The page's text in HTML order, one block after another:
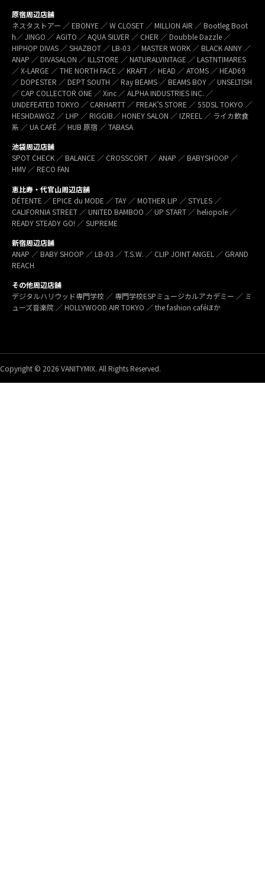
原宿周辺店舗
ネスタストアー ／ EBONYE ／ W CLOSET ／ MILLION AIR ／ Bootleg Boot
h／ JINGO ／ AGITO ／ AQUA SILVER ／ CHER ／ Doubble Dazzle ／
HIPHOP DIVAS ／ SHAZBOT ／ LB-03 ／ MASTER WORK ／ BLACK ANNY ／
ANAP ／ DIVASALON ／ ILLSTORE ／ NATURALVINTAGE ／ LASTNTIMARES
／ X-LARGE ／ THE NORTH FACE ／ KRAFT ／ HEAD ／ ATOMS ／ HEAD69
／ DOPESTER ／ DEPT SOUTH ／ Ray BEAMS ／ BEAMS BOY ／ UNSELTISH
／ CAP COLLECTOR ONE ／ Xinc ／ ALPHA INDUSTRIES INC. ／
UNDEFEATED TOKYO ／ CARHARTT ／ FREAK’S STORE ／ 55DSL TOKYO ／
HESHDAWGZ ／ LHP ／ RIGGIB／ HONEY SALON ／ IZREEL ／ ライカ飲食
系 ／ UA CAFÉ ／ HUB 原宿 ／ TABASA
池袋周辺店舗
SPOT CHECK ／ BALANCE ／ CROSSCORT ／ ANAP ／ BABYSHOOP ／
HMV ／ RECO FAN
恵比寿・代官山周辺店舗
DÉTENTE ／ EPICE du MODE ／ TAY ／ MOTHER LIP ／ STYLES ／
CALIFORNIA STREET ／ UNITED BAMBOO ／ UP START ／ heliopole ／
READY STEADY GO! ／ SUPREME
新宿周辺店舗
ANAP ／ BABY SHOOP ／ LB-03 ／ T.S.W. ／ CLIP JOINT ANGEL ／ GRAND
REACH
その他周辺店舗
デジタルハリウッド専門学校 ／ 専門学校ESPミュージカルアカデミー ／ ミ
ューズ音楽院 ／ HOLLYWOOD AIR TOKYO ／ the fashion caféほか
Copyright © 2026 VANITYMIX. All Rights Reserved.